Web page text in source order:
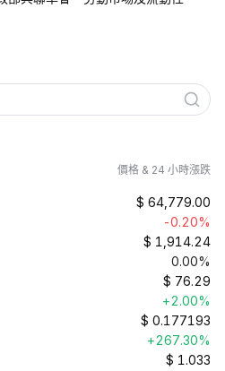
價格 & 24 小時漲跌
$ 64,779.00
-0.20%
$ 1,914.24
0.00%
$ 76.29
+2.00%
$ 0.177193
+267.30%
$ 1.033